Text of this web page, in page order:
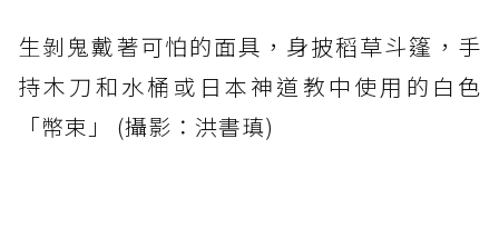
生剝鬼戴著可怕的面具，身披稻草斗篷，手
持木刀和水桶或日本神道教中使用的白色
「幣束」 (攝影：洪書瑱)